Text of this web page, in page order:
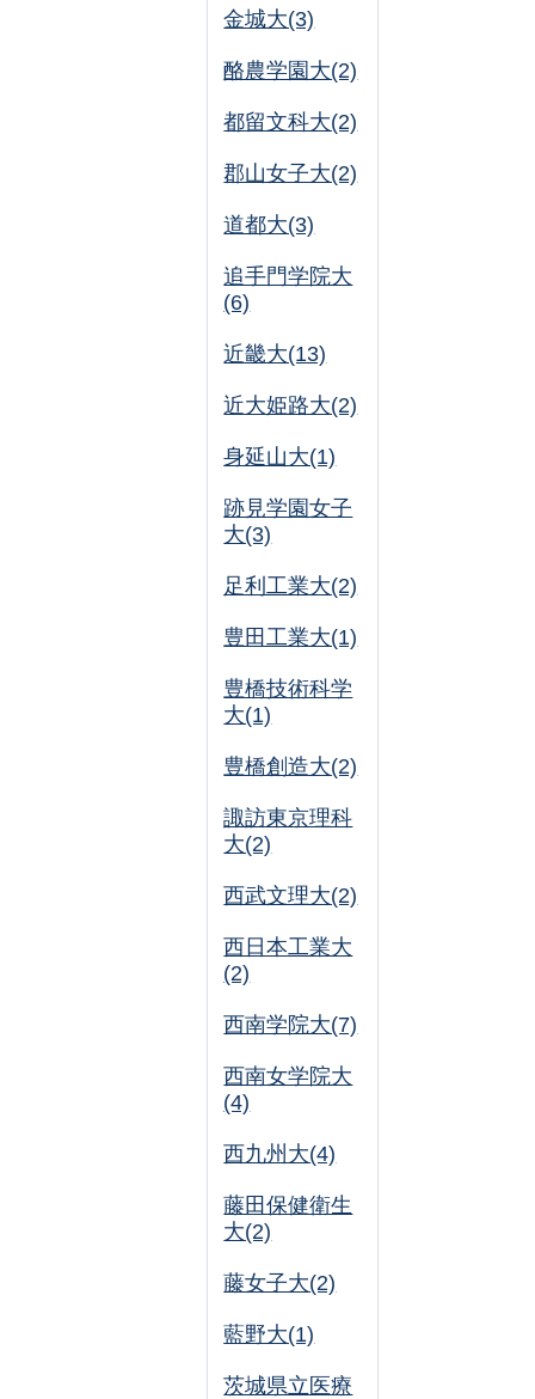
金城大(3)
酪農学園大(2)
都留文科大(2)
郡山女子大(2)
道都大(3)
追手門学院大
(6)
近畿大(13)
近大姫路大(2)
身延山大(1)
跡見学園女子
大(3)
足利工業大(2)
豊田工業大(1)
豊橋技術科学
大(1)
豊橋創造大(2)
諏訪東京理科
大(2)
西武文理大(2)
西日本工業大
(2)
西南学院大(7)
西南女学院大
(4)
西九州大(4)
藤田保健衛生
大(2)
藤女子大(2)
藍野大(1)
茨城県立医療